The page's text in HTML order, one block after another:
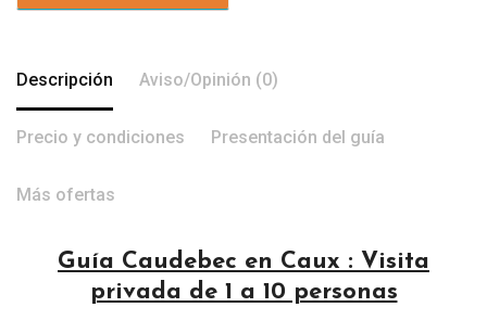
Descripción Aviso/Opinión (0)
Precio y condiciones Presentación del guía
Más ofertas
Guía Caudebec en Caux : Visita
privada de 1 a 10 personas